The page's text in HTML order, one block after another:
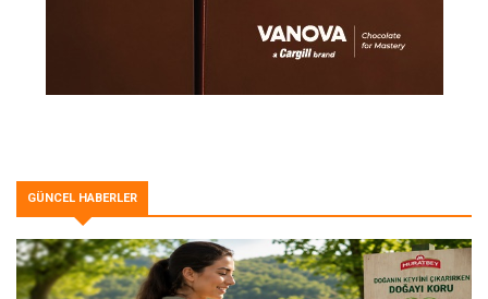
GÜNCEL HABERLER